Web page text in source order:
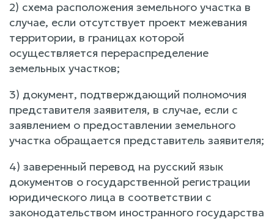
2) схема расположения земельного участка в
случае, если отсутствует проект межевания
территории, в границах которой
осуществляется перераспределение
земельных участков;
3) документ, подтверждающий полномочия
представителя заявителя, в случае, если с
заявлением о предоставлении земельного
участка обращается представитель заявителя;
4) заверенный перевод на русский язык
документов о государственной регистрации
юридического лица в соответствии с
законодательством иностранного государства